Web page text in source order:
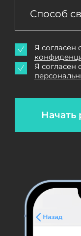
Способ
Я согласен
Я согласен